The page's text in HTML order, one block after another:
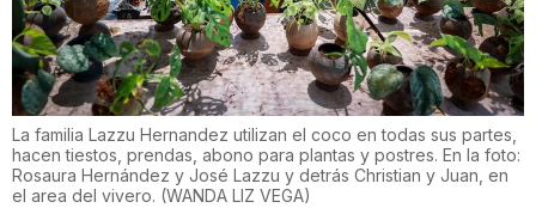
La familia Lazzu Hernandez utilizan el coco en todas sus partes,
hacen tiestos, prendas, abono para plantas y postres. En la foto:
Rosaura Hernández y José Lazzu y detrás Christian y Juan, en
el area del vivero. (WANDA LIZ VEGA)